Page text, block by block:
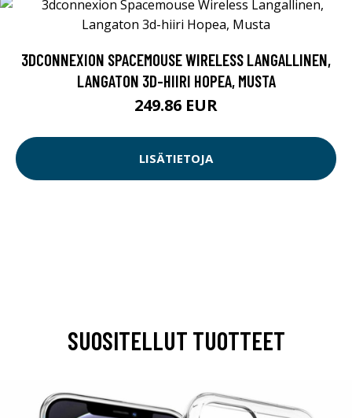
3DCONNEXION SPACEMOUSE WIRELESS LANGALLINEN,
LANGATON 3D-HIIRI HOPEA, MUSTA
249.86 EUR
LISÄTIETOJA
SUOSITELLUT TUOTTEET